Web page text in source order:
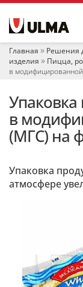
и Главная Решения
изделия
Пицца,
в
Упаковка
в
(МГС) на
Упаковка
атмосфере